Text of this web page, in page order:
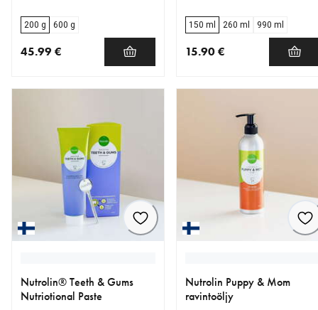
200 g 600 g
45.99 €
150 ml 260 ml 990 ml
15.90 €
Nutrolin® Teeth & Gums
Nutriotional Paste
Nutrolin Puppy & Mom
ravintoöljy